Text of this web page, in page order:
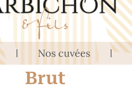
Nos cuvées
Brut